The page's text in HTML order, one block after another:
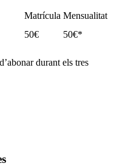
Matrícula Mensualitat
50€ 50€*
durant els tres